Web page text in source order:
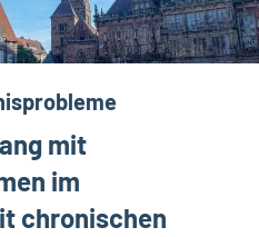
mit
im
chronischen